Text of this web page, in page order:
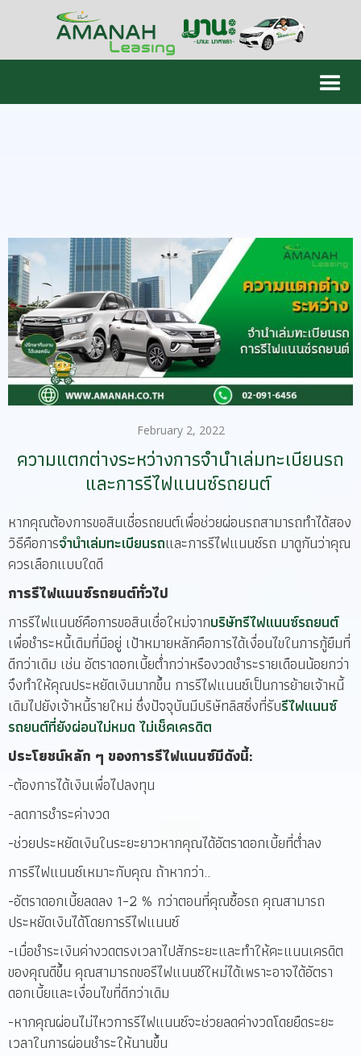
February 2, 2022
ความแตกต่างระหว่างการจำนำเล่มทะเบียนรถ
และการรีไฟแนนซ์รถยนต์ ​
หากคุณต้องการขอสินเชื่อรถยนต์เพื่อช่วยผ่อนรถสามารถทำได้สอง
วิธีคือการจำนำเล่มทะเบียนรถและการรีไฟแนนซ์รถ มาดูกันว่าคุณ
ควรเลือกแบบใดดี
การรีไฟแนนซ์รถยนต์ทั่วไป
การรีไฟแนนซ์คือการขอสินเชื่อใหม่จากบริษัทรีไฟแนนซ์รถยนต์
เพื่อชำระหนี้เดิมที่มีอยู่ เป้าหมายหลักคือการได้เงื่อนไขในการกู้ยืมที่
ดีกว่าเดิม เช่น อัตราดอกเบี้ยต่ำกว่าหรืองวดชำระรายเดือนน้อยกว่า
จึงทำให้คุณประหยัดเงินมากขึ้น การรีไฟแนนซ์เป็นการย้ายเจ้าหนี้
เดิมไปยังเจ้าหนี้รายใหม่ ซึ่งปัจจุบันมีบริษัทลิสซิ่งที่รับรีไฟแนนซ์
รถยนต์ที่ยังผ่อนไม่หมด ไม่เช็คเครดิต
ประโยชน์หลัก ๆ ของการรีไฟแนนซ์มีดังนี้:
-ต้องการได้เงินเพื่อไปลงทุน
-ลดการชำระค่างวด
-ช่วยประหยัดเงินในระยะยาวหากคุณได้อัตราดอกเบี้ยที่ต่ำลง
การรีไฟแนนซ์เหมาะกับคุณ ถ้าหากว่า..
-อัตราดอกเบี้ยลดลง 1–2 % กว่าตอนที่คุณซื้อรถ คุณสามารถ
ประหยัดเงินได้โดยการรีไฟแนนซ์
-เมื่อชำระเงินค่างวดตรงเวลาไปสักระยะและทำให้คะแนนเครดิต
ของคุณดีขึ้น คุณสามารถขอรีไฟแนนซ์ใหม่ได้เพราะอาจได้อัตรา
ดอกเบี้ยและเงื่อนไขที่ดีกว่าเดิม
-หากคุณผ่อนไม่ไหวการรีไฟแนนซ์จะช่วยลดค่างวดโดยยืดระยะ
เวลาในการผ่อนชำระให้นานขึ้น